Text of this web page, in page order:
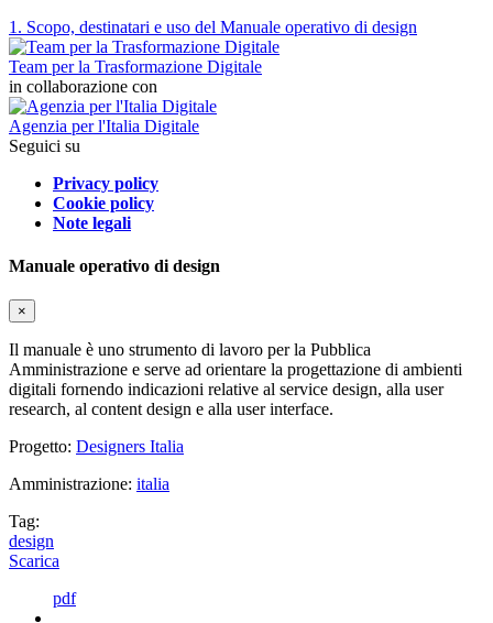
1. Scopo, destinatari e uso del Manuale operativo di design
Team per la Trasformazione Digitale
in collaborazione con
Agenzia per l'Italia Digitale
Seguici su
Privacy policy
Cookie policy
Note legali
Manuale operativo di design
×
Il manuale è uno strumento di lavoro per la Pubblica
Amministrazione e serve ad orientare la progettazione di ambienti
digitali fornendo indicazioni relative al service design, alla user
research, al content design e alla user interface.
Progetto: Designers Italia
Amministrazione: italia
Tag:
design
Scarica
pdf